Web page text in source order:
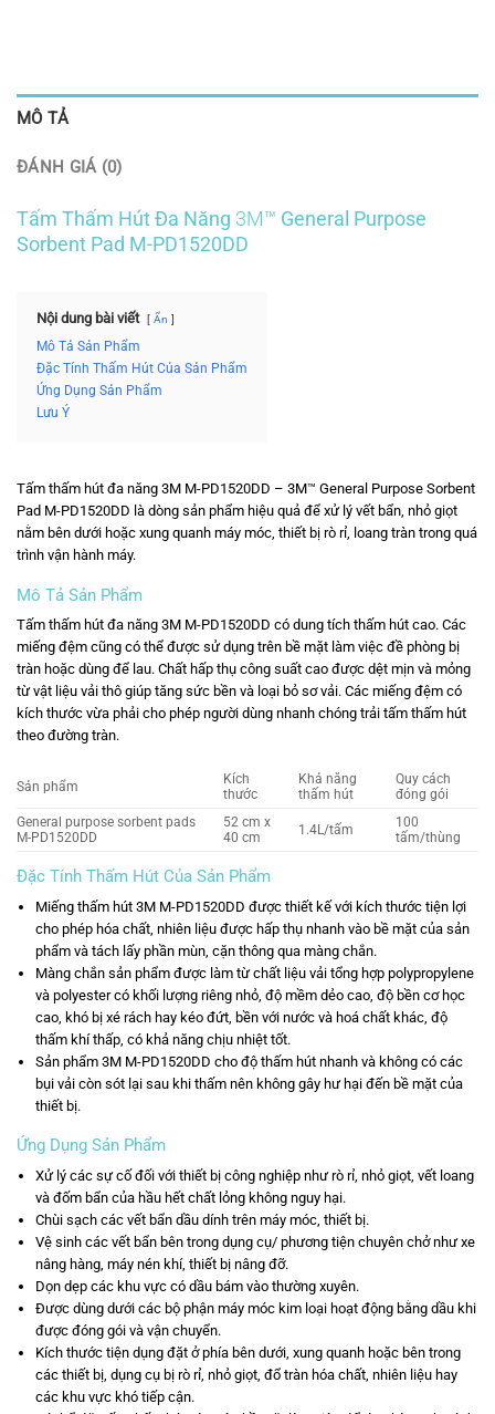
MÔ TẢ
ĐÁNH GIÁ (0)
Tấm Thấm Hút Đa Năng 3M™ General Purpose
Sorbent Pad M-PD1520DD
Nội dung bài viết Ẩn
Mô Tả Sản Phẩm
Đặc Tính Thấm Hút Của Sản Phẩm
Ứng Dụng Sản Phẩm
Lưu Ý
Tấm thấm hút đa năng 3M M-PD1520DD – 3M™ General Purpose Sorbent
Pad M-PD1520DD là dòng sản phẩm hiệu quả để xử lý vết bẩn, nhỏ giọt
nằm bên dưới hoặc xung quanh máy móc, thiết bị rò rỉ, loang tràn trong quá
trình vận hành máy.
Mô Tả Sản Phẩm
Tấm thấm hút đa năng 3M M-PD1520DD có dung tích thấm hút cao. Các
miếng đệm cũng có thể được sử dụng trên bề mặt làm việc đề phòng bị
tràn hoặc dùng để lau. Chất hấp thụ công suất cao được dệt mịn và mỏng
từ vật liệu vải thô giúp tăng sức bền và loại bỏ sơ vải. Các miếng đệm có
kích thước vừa phải cho phép người dùng nhanh chóng trải tấm thấm hút
theo đường tràn.
Sản phẩm
Kích
thước
Khả năng
thấm hút
Quy cách
đóng gói
General purpose sorbent pads
M-PD1520DD
52 cm x
40 cm
1.4L/tấm
100
tấm/thùng
Đặc Tính Thấm Hút Của Sản Phẩm
Miếng thấm hút 3M M-PD1520DD được thiết kế với kích thước tiện lợi
cho phép hóa chất, nhiên liệu được hấp thụ nhanh vào bề mặt của sản
phẩm và tách lấy phần mùn, cặn thông qua màng chắn.
Màng chắn sản phẩm được làm từ chất liệu vải tổng hợp polypropylene
và polyester có khối lượng riêng nhỏ, độ mềm dẻo cao, độ bền cơ học
cao, khó bị xé rách hay kéo đứt, bền với nước và hoá chất khác, độ
thấm khí thấp, có khả năng chịu nhiệt tốt.
Sản phẩm 3M M-PD1520DD cho độ thấm hút nhanh và không có các
bụi vải còn sót lại sau khi thấm nên không gây hư hại đến bề mặt của
thiết bị.
Ứng Dụng Sản Phẩm
Xử lý các sự cố đối với thiết bị công nghiệp như rò rỉ, nhỏ giọt, vết loang
và đốm bẩn của hầu hết chất lỏng không nguy hại.
Chùi sạch các vết bẩn dầu dính trên máy móc, thiết bị.
Vệ sinh các vết bẩn bên trong dụng cụ/ phương tiện chuyên chở như xe
nâng hàng, máy nén khí, thiết bị nâng đỡ.
Dọn dẹp các khu vực có dầu bám vào thường xuyên.
Được dùng dưới các bộ phận máy móc kim loại hoạt động bằng dầu khi
được đóng gói và vận chuyển.
Kích thước tiện dụng đặt ở phía bên dưới, xung quanh hoặc bên trong
các thiết bị, dụng cụ bị rò rỉ, nhỏ giọt, đổ tràn hóa chất, nhiên liệu hay
các khu vực khó tiếp cận.